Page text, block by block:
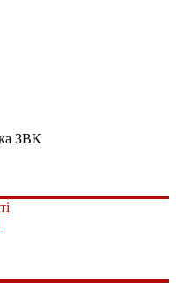
ЗВК